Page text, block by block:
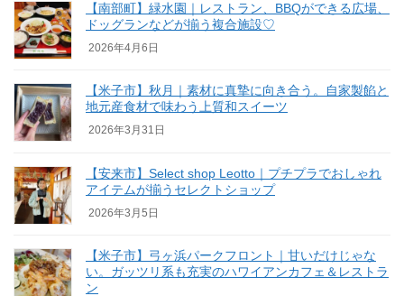
【南部町】緑水園｜レストラン、BBQができる広場、
ドッグランなどが揃う複合施設♡
2026年4月6日
【米子市】秋月｜素材に真摯に向き合う。自家製餡と
地元産食材で味わう上質和スイーツ
2026年3月31日
【安来市】Select shop Leotto｜プチプラでおしゃれ
アイテムが揃うセレクトショップ
2026年3月5日
【米子市】弓ヶ浜パークフロント｜甘いだけじゃな
い。ガッツリ系も充実のハワイアンカフェ＆レストラ
ン